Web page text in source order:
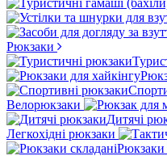
Рюкзаки
Велорюкзаки
Дитячі
Легкохідні рюкзаки
Рюкзаки